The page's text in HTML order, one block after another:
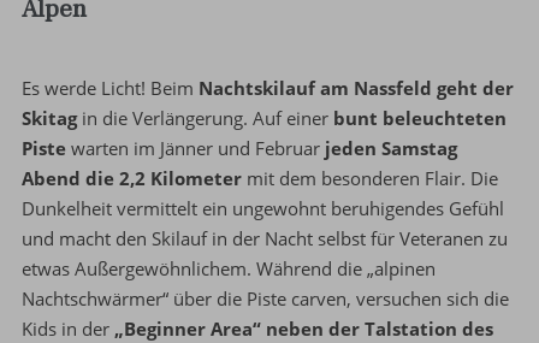
Alpen
Es werde Licht! Beim Nachtskilauf am Nassfeld geht der
Skitagin die Verlängerung. Auf einer bunt beleuchteten
Piste warten im Jänner und Februar jeden Samstag
Abend die 2,2 Kilometer mit dem besonderen Flair. Die
Dunkelheit vermittelt ein ungewohnt beruhigendes Gefühl
und macht den Skilauf in der Nacht selbst für Veteranen zu
etwas Außergewöhnlichem. Während die „alpinen
Nachtschwärmer“ über die Piste carven, versuchen sich die
Kids in der „Beginner Area“ neben der Talstation des